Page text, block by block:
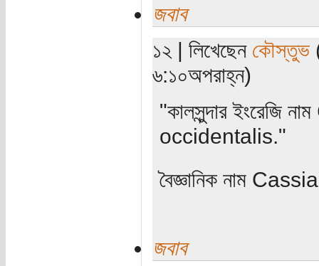
জবাব
১২ | লিখেছেন কৌস্তুভ
৬:১০অপরাহ্ন)
"কালসুন্দার ইংরেজি
occidentalis."
বৈজ্ঞানিক নাম
জবাব